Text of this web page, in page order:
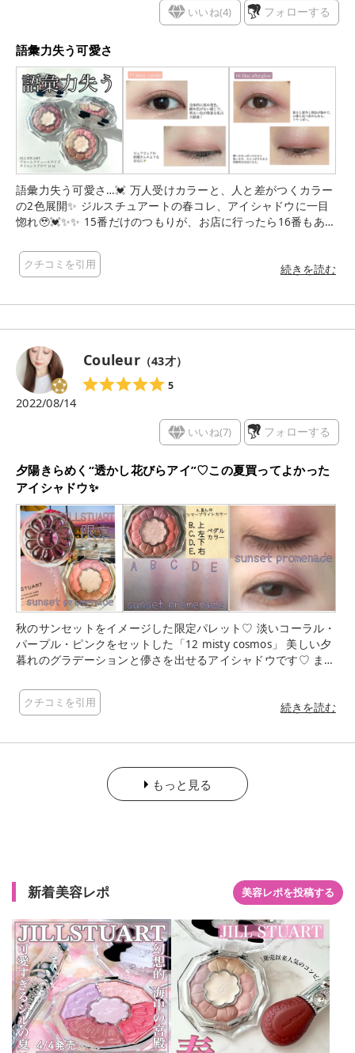
いいね(4) フォローする
語彙力失う可愛さ
語彙力失う可愛さ…💓 万人受けカラーと、人と差がつくカラー
の2色展開✨ ジルスチュアートの春コレ、アイシャドウに一目
惚れ🥹💓✨✨ 15番だけのつもりが、お店に行ったら16番もあっ
見たい💖(世代よ) 内側にチップが2本入ってるのでお出かけにも
便利👍 ただ、ケースが大きいので幅は取る。 だけど可愛い。
も繊細なラメが入っていて、塗ると艶やかな明るい目元に🌸 明
どっちも気に入ったのですが、 15番の方がより淡い優しい色な
ので使いやすいかなと感じました🥰 ピュアな少女になりたい方
はこちら！ BAさんも、15番の方が日本人の肌に馴染むと言っ
ていたので似合う方多いはず。 16番はよりはっきりと発色する
ので青みカラーをを目一杯楽しみたい人や、人と差をつけた
このカラーはジルが好きでよく買う方に人気だそうな。 とは言
え……. まだ買えるとこあるのかな😭 完売早すぎますよね…💦
ください！
クチコミを引用 続きを読む
Couleur（43才）
5
2022/08/14
いいね(7) フォローする
夕陽きらめく“透かし花びらアイ”♡この夏買ってよかった
アイシャドウ✨
秋のサンセットをイメージした限定パレット♡ 淡いコーラル・
パープル・ピンクをセットした「12 misty cosmos」 美しい夕
暮れのグラデーションと儚さを出せるアイシャドウです♡ まず
ん中のトーンアップ効果のあるシマーブライトカラー ベースに
つけると発色ともちが全然違います！とろける使用感でまぶた
カラー パール感が美しい透明感と儚さを出せるパープル✨アイ
ール感は控えめですが、偏光パールが美しい✨絶対的に可愛い
ピンクです。アイホール全体につけています。 D:下のブラウン
カラー パール感のある明るめブラウン。全体に馴染む絶妙ブラ
ます！ 濃い色で締めないと不安感があるのですが、意外と違和
感なく使えて、新しい自分に出会えました♡ イエベ、ブルベ関
クチコミを引用 続きを読む
もっと見る
新着美容レポ 美容レポを投稿する